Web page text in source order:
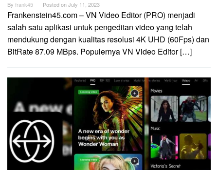
By frank45 Posted onJuly 11, 2023
Frankenstein45.com – VN Video Editor (PRO) menjadi
salah satu aplikasi untuk pengeditan video yang telah
mendukung dengan kualitas resolusi 4K UHD (60Fps) dan
BitRate 87.09 MBps. Populernya VN Video Editor […]